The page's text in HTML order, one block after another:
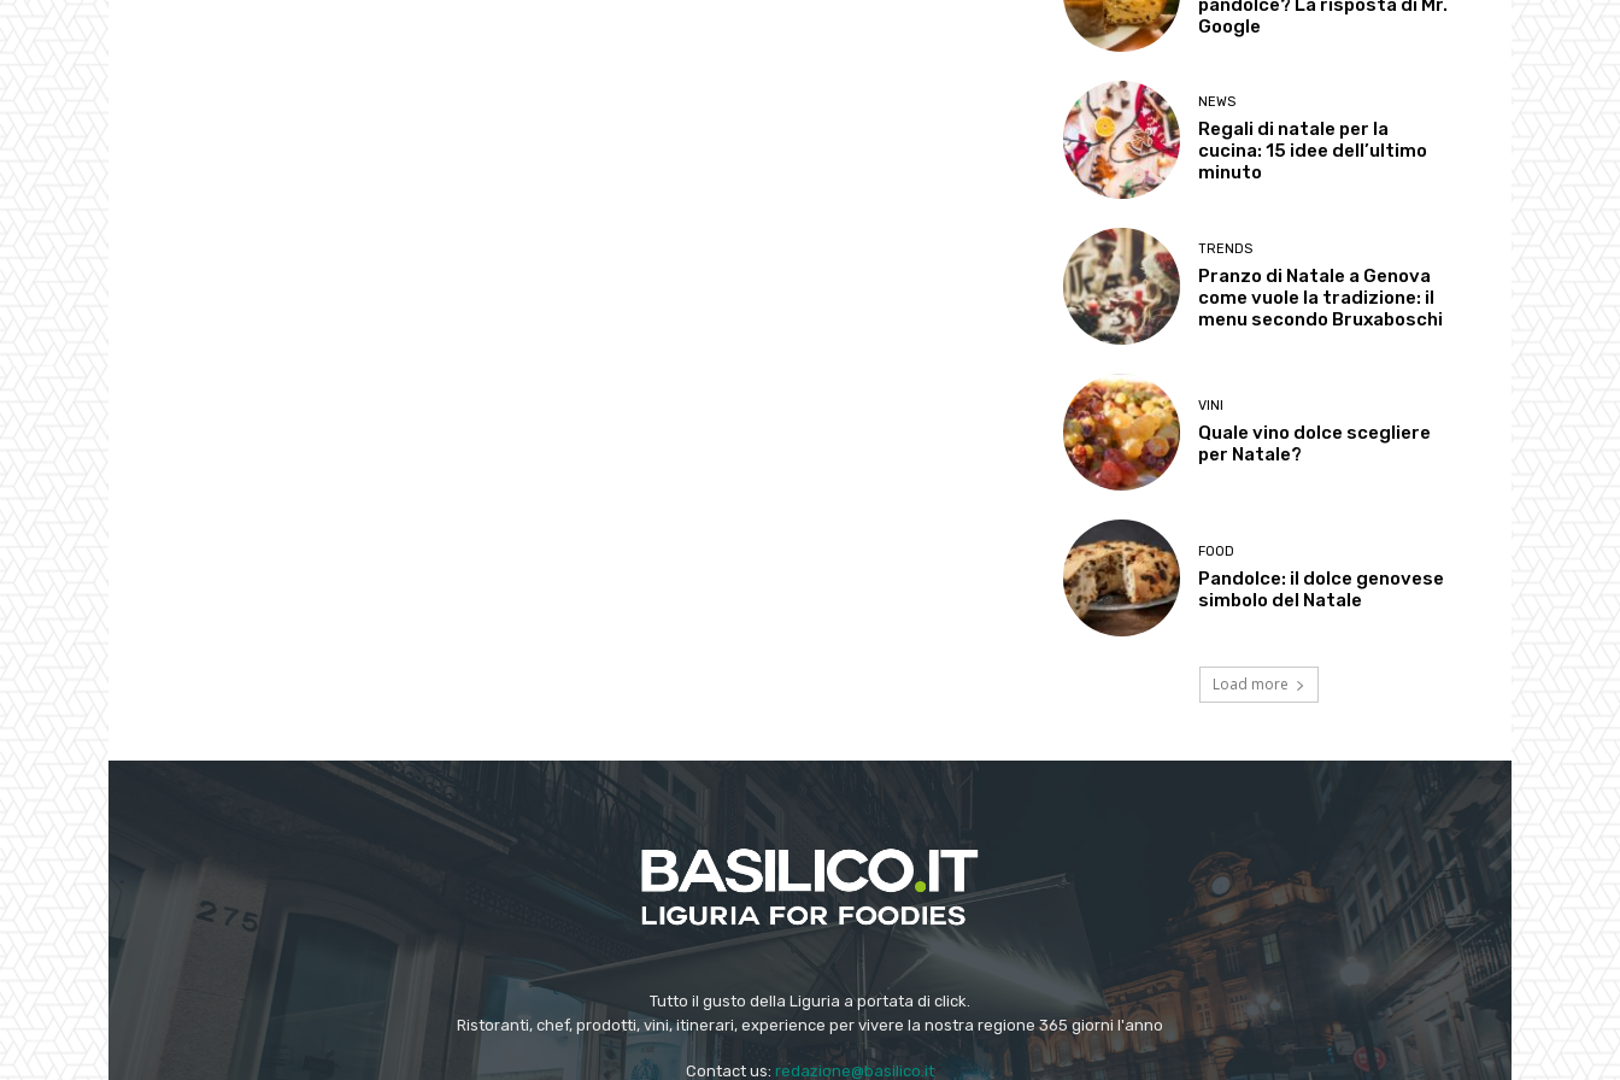
pandolce? La risposta di Mr.
Google
NEWS
Regali di natale per la
cucina: 15 idee dell’ultimo
minuto
TRENDS
Pranzo di Natale a Genova
come vuole la tradizione: il
menu secondo Bruxaboschi
VINI
Quale vino dolce scegliere
per Natale?
FOOD
Pandolce: il dolce genovese
simbolo del Natale
Load more
Tutto il gusto della Liguria a portata di click.
Ristoranti, chef, prodotti, vini, itinerari, experience per vivere la nostra regione 365 giorni l'anno
Contact us: redazione@basilico.it